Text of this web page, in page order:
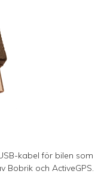
kabel för bilen som
Bobrik och ActiveGPS.